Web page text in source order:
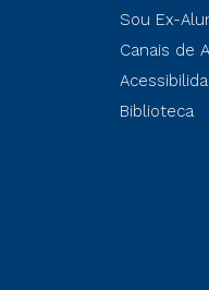
Sou Ex-
Canais de
Biblioteca